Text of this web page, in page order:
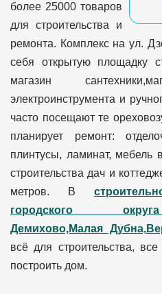
более 25000 товаров
для строительства и
ремонта. Комплекс на ул.
себя открытую площадку
магазин
электроинструмента и
часто посещают те
планирует ремонт:
плинтусы, ламинат, мебель
строительства дач и
метров. В
городского
Демихово,Малая
всё для строительства,
построить дом.